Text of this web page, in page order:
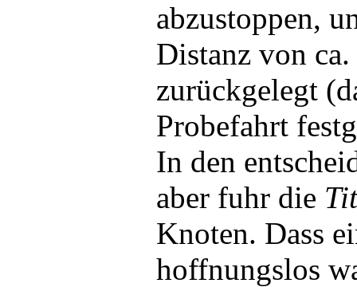
abzustoppen,
Distanz von
zurückgelegt
Probefahrt
In den
aber fuhr die
Knoten. Dass
hoffnungslos